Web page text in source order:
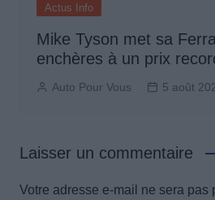
Actus Info
Mike Tyson met sa
enchères à un prix
Auto Pour Vous 5 août
Laisser un commentaire
Votre adresse e-mail ne sera pas